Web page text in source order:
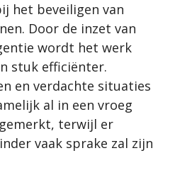
het beveiligen van
Door de inzet van
wordt het werk
stuk efficiënter.
en verdachte situaties
al in een vroeg
terwijl er
vaak sprake zal zijn